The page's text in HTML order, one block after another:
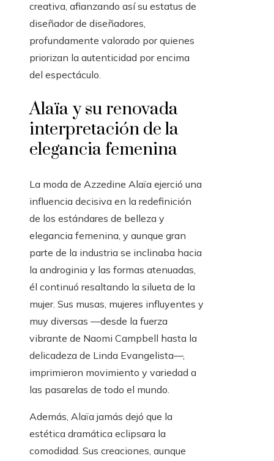
creativa, afianzando así su estatus de
diseñador de diseñadores,
profundamente valorado por quienes
priorizan la autenticidad por encima
del espectáculo.
Alaïa y su renovada
interpretación de la
elegancia femenina
La moda de Azzedine Alaïa ejerció una
influencia decisiva en la redefinición
de los estándares de belleza y
elegancia femenina, y aunque gran
parte de la industria se inclinaba hacia
la androginia y las formas atenuadas,
él continuó resaltando la silueta de la
mujer. Sus musas, mujeres influyentes y
muy diversas —desde la fuerza
vibrante de Naomi Campbell hasta la
delicadeza de Linda Evangelista—,
imprimieron movimiento y variedad a
las pasarelas de todo el mundo.
Además, Alaïa jamás dejó que la
estética dramática eclipsara la
comodidad. Sus creaciones, aunque